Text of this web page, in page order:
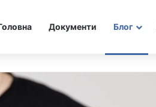
Документи Блог